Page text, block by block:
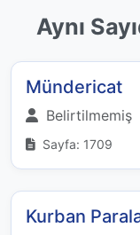
Aynı
Mündericat
Belirtilmemiş
Sayfa: 1709
Kurban